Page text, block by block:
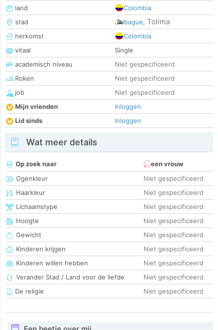
land
Colombia
stad
Ibague, Tolima
herkomst
Colombia
vitaal
Single
academisch niveau
Niet gespecificeerd
Roken
Niet gespecificeerd
job
Niet gespecificeerd
Mijn vrienden
Inloggen
Lid sinds
Inloggen
Wat meer details
Op zoek naar
een vrouw
Ogenkleur
Niet gespecificeerd
Haarkleur
Niet gespecificeerd
Lichaamstype
Niet gespecificeerd
Hoogte
Niet gespecificeerd
Gewicht
Niet gespecificeerd
Kinderen krijgen
Niet gespecificeerd
Kinderen willen hebben
Niet gespecificeerd
Verander Stad / Land voor de liefde
Niet gespecificeerd
De religie
Niet gespecificeerd